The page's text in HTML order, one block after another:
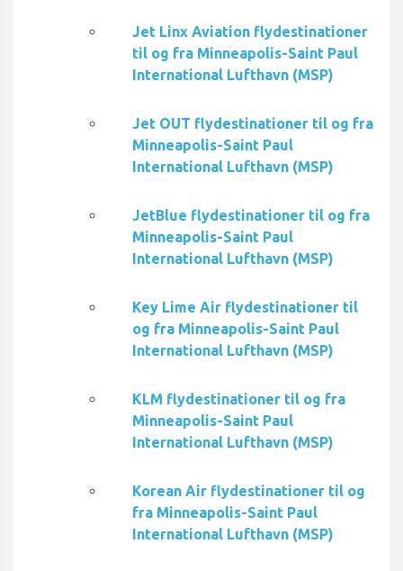
Jet Linx Aviation flydestinationer
til og fra Minneapolis-Saint Paul
International Lufthavn (MSP)
Jet OUT flydestinationer til og fra
Minneapolis-Saint Paul
International Lufthavn (MSP)
JetBlue flydestinationer til og fra
Minneapolis-Saint Paul
International Lufthavn (MSP)
Key Lime Air flydestinationer til
og fra Minneapolis-Saint Paul
International Lufthavn (MSP)
KLM flydestinationer til og fra
Minneapolis-Saint Paul
International Lufthavn (MSP)
Korean Air flydestinationer til og
fra Minneapolis-Saint Paul
International Lufthavn (MSP)